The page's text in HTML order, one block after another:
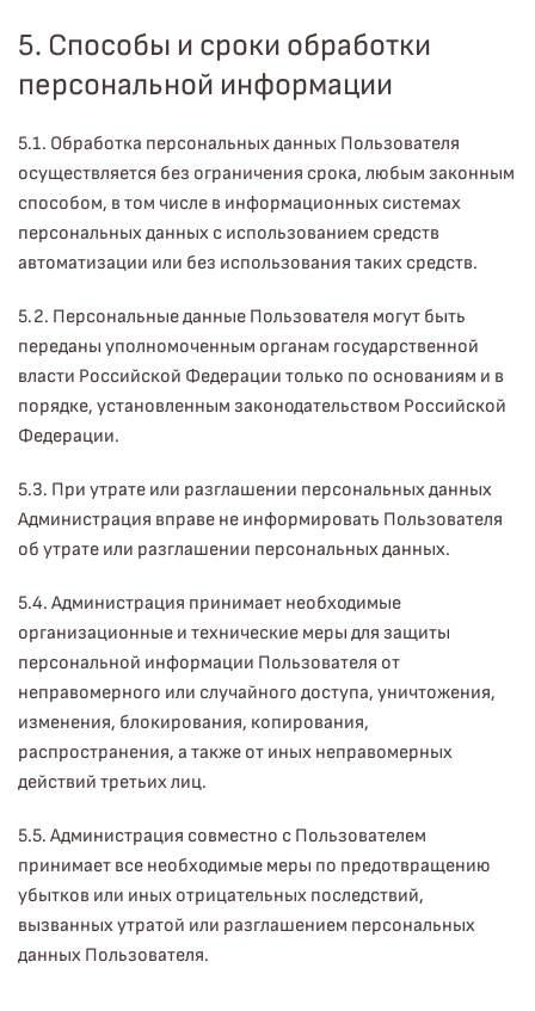
5. Способы и сроки обработки
персональной информации
5.1. Обработка персональных данных Пользователя
осуществляется без ограничения срока, любым законным
способом, в том числе в информационных системах
персональных данных с использованием средств
автоматизации или без использования таких средств.
5.2. Персональные данные Пользователя могут быть
переданы уполномоченным органам государственной
власти Российской Федерации только по основаниям и в
порядке, установленным законодательством Российской
Федерации.
5.3. При утрате или разглашении персональных данных
Администрация вправе не информировать Пользователя
об утрате или разглашении персональных данных.
5.4. Администрация принимает необходимые
организационные и технические меры для защиты
персональной информации Пользователя от
неправомерного или случайного доступа, уничтожения,
изменения, блокирования, копирования,
распространения, а также от иных неправомерных
действий третьих лиц.
5.5. Администрация совместно с Пользователем
принимает все необходимые меры по предотвращению
убытков или иных отрицательных последствий,
вызванных утратой или разглашением персональных
данных Пользователя.